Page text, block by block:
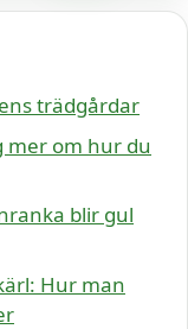
trädgårdar
mer om hur du
blir gul
Hur man